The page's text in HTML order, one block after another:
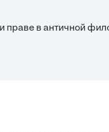
и праве в античной